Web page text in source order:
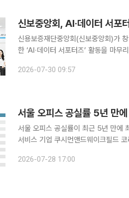
신보중앙회, AI·데이터 서포
신용보증재단중앙회(신보중앙회)가
한 ‘AI·데이터 서포터즈’ 활동을 마무리했다고 30일 밝혔다.
2026-07-30 09:57
서울 오피스 공실률 5년 만
서울 오피스 공실률이 최근 5년 만에 최고 수준
서비스 기업 쿠시먼앤드웨이크필드
했다고 밝혔다. 이는 2021년 3
2026-07-28 17:00